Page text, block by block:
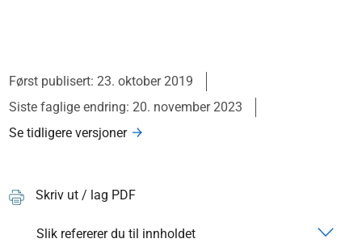
Først publisert: 23. oktober 2019
Siste faglige endring: 20. november 2023
Se tidligere versjoner
Skriv ut / lag PDF
Slik refererer du til innholdet